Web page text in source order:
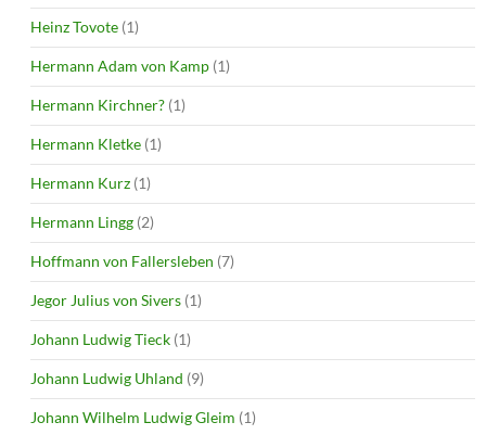
Heinz Tovote (1)
Hermann Adam von Kamp (1)
Hermann Kirchner? (1)
Hermann Kletke (1)
Hermann Kurz (1)
Hermann Lingg (2)
Hoffmann von Fallersleben (7)
Jegor Julius von Sivers (1)
Johann Ludwig Tieck (1)
Johann Ludwig Uhland (9)
Johann Wilhelm Ludwig Gleim (1)